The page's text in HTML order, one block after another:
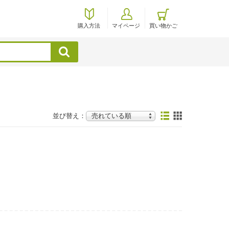
購入方法 マイページ 買い物かご
検索
並び替え：